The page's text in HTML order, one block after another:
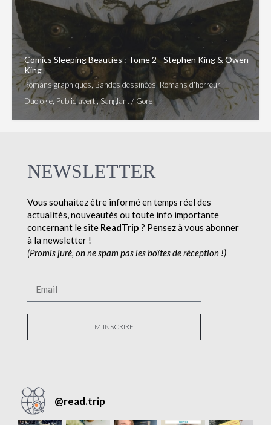
Comics Sleeping Beauties : Tome 2 - Stephen King & Owen
King
Romans graphiques, Bandes dessinées, Romans d'horreur
Duologie, Public averti, Sanglant / Gore
NEWSLETTER
Vous souhaitez être informé en temps réel des
actualités, nouveautés ou toute info importante
concernant le site ReadTrip ? Pensez à vous abonner
à la newsletter !
(Promis juré, on ne spam pas les boîtes de réception !)
M'INSCRIRE
@read.trip